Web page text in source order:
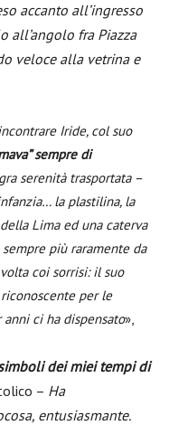
accanto all’ingresso
all’angolo fra Piazza
veloce alla vetrina e
Iride, col suo
sempre di
serenità trasportata –
la plastilina, la
Lima ed una caterva
più raramente da
coi sorrisi: il suo
per le
ci ha dispensato»,
dei miei tempi di
– Ha
entusiasmante.